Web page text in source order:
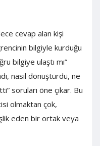
cevap alan kişi
bilgiyle kurduğu
bilgiye ulaştı mı”
nasıl dönüştürdü, ne
soruları öne çıkar. Bu
olmaktan çok,
eden bir ortak veya